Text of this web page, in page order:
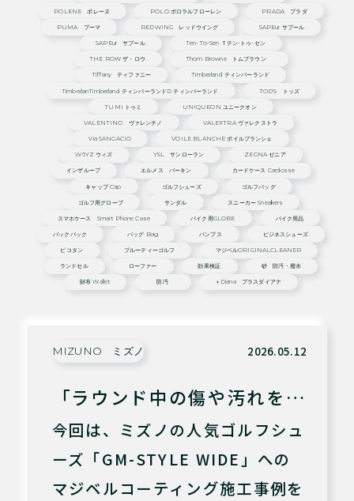
POLENE ポレーヌ POLO ポロラルフローレン PRADA プラダ
PUMA プーマ REDWING レッドウイング SAPEur サプール
SAPEur サプール Ten-To-Sen Ｔテン-トゥ-セン
THE ROW ザ・ロウ Thom Browne トムブラウン
Tiffany ティファニー Timberland ティンバーランド
TimberlanTimberland ティンバーランドd ティンバーランド TOD'S トッズ
TUMI トゥミ UNIQUEON ユニークオン
VALENTINO ヴァレンチノ VALEXTRA ヴァレクストラ
Via SANGACIO VOILE BLANCHE ボイルブランシェ
W6YZ ウィズ YSL サンローラン ZEGNA ゼニア
インザループ エルメス バーキン カードケース Cardcase
キャップ Cap ゴルフシューズ ゴルフバッグ
ゴルフ用グローブ サンダル スニーカー Sneakers
スマホケース Smart Phone Case バイク用GLOBE バイク用品
バックパック バッグ Bag パンプス ビジネスシューズ
ピコタン ブルーティーゴルフ マジベルORIGINALCLEANER
ランドセル ローファー 効果検証 砂 防汚・撥水
財布 Wallet 防汚 ＋diana プラスダイアナ
MIZUNO ミズノ 2026.05.12
「ラウンド中の傷や汚れを…
今回は、ミズノの人気ゴルフシュ
ーズ「GM-STYLE WIDE」への
マジベルコーティング施工事例を